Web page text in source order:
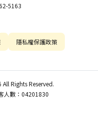
5163
隱私權保護政策
Rights Reserved.
人數：04201830